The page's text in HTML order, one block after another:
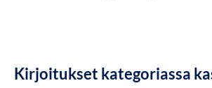
Kirjoitukset kategoriassa